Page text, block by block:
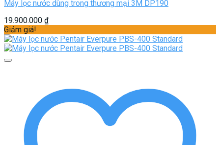
Máy lọc nước dùng trong thương mại 3M DP190
19.900.000 ₫
Giảm giá!